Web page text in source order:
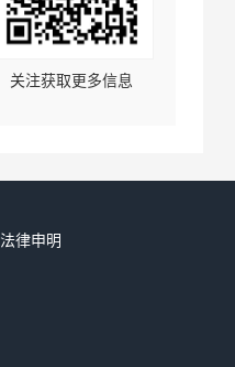
关注获取更多信息
法律申明